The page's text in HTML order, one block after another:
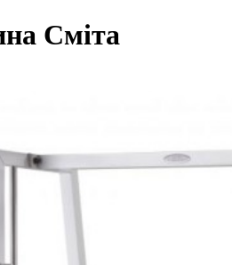
Сміта